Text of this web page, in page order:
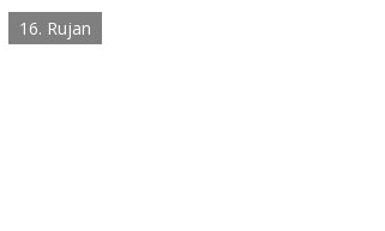
hrvatskim braniteljima,
sudjelovao i ministar Ćorić
16. Rujan